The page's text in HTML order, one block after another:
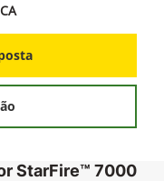
StarFire™ 7000